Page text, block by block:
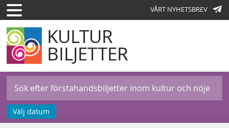
VÅRT NYHETSBREV
KULTUR
BILJETTER
Välj datum